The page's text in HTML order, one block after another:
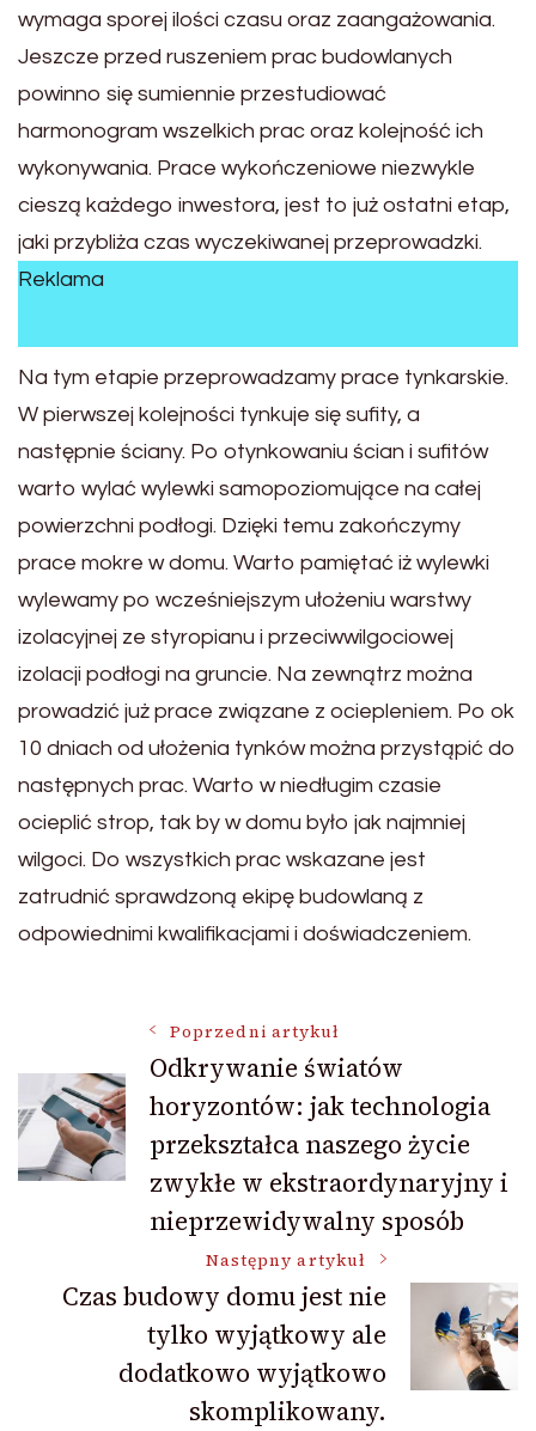
wymaga sporej ilości czasu oraz zaangażowania.
Jeszcze przed ruszeniem prac budowlanych
powinno się sumiennie przestudiować
harmonogram wszelkich prac oraz kolejność ich
wykonywania. Prace wykończeniowe niezwykle
cieszą każdego inwestora, jest to już ostatni etap,
jaki przybliża czas wyczekiwanej przeprowadzki.
Reklama
Na tym etapie przeprowadzamy prace tynkarskie.
W pierwszej kolejności tynkuje się sufity, a
następnie ściany. Po otynkowaniu ścian i sufitów
warto wylać wylewki samopoziomujące na całej
powierzchni podłogi. Dzięki temu zakończymy
prace mokre w domu. Warto pamiętać iż wylewki
wylewamy po wcześniejszym ułożeniu warstwy
izolacyjnej ze styropianu i przeciwwilgociowej
izolacji podłogi na gruncie. Na zewnątrz można
prowadzić już prace związane z ociepleniem. Po ok
10 dniach od ułożenia tynków można przystąpić do
następnych prac. Warto w niedługim czasie
ocieplić strop, tak by w domu było jak najmniej
wilgoci. Do wszystkich prac wskazane jest
zatrudnić sprawdzoną ekipę budowlaną z
odpowiednimi kwalifikacjami i doświadczeniem.
Nawigacja
wpisu
Poprzedni artykuł
Odkrywanie światów
horyzontów: jak technologia
przekształca naszego życie
zwykłe w ekstraordynaryjny i
nieprzewidywalny sposób
Następny artykuł
Czas budowy domu jest nie
tylko wyjątkowy ale
dodatkowo wyjątkowo
skomplikowany.